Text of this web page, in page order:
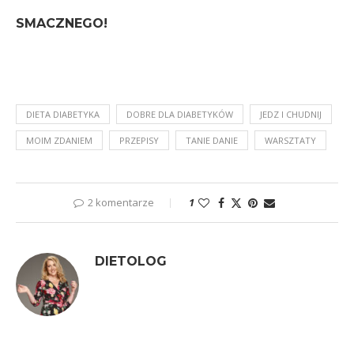
SMACZNEGO!
DIETA DIABETYKA DOBRE DLA DIABETYKÓW JEDZ I CHUDNIJ
MOIM ZDANIEM PRZEPISY TANIE DANIE WARSZTATY
2 komentarze 1
DIETOLOG